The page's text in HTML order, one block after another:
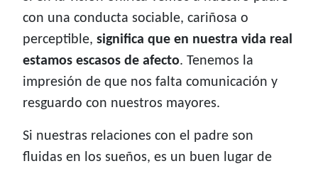
con una conducta sociable, cariñosa o
perceptible, significa que en nuestra vida real
estamos escasos de afecto. Tenemos la
impresión de que nos falta comunicación y
resguardo con nuestros mayores.
Si nuestras relaciones con el padre son
fluidas en los sueños, es un buen lugar de